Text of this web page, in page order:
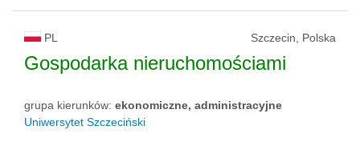
PL Szczecin, Polska
Gospodarka nieruchomościami
grupa kierunków: ekonomiczne, administracyjne
Uniwersytet Szczeciński